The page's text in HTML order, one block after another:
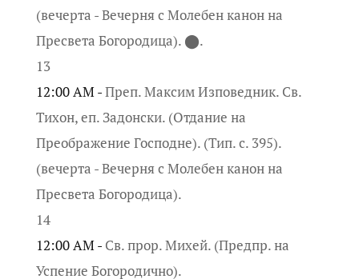
(вечерта - Вечерня с Молебен канон на
Пресвета Богородица). ⬤.
13
12:00 AM -Преп. Максим Изповедник. Св.
Тихон, еп. Задонски. (Отдание на
Преображение Господне). (Тип. с. 395).
(вечерта - Вечерня с Молебен канон на
Пресвета Богородица).
14
12:00 AM - Св. прор. Михей. (Предпр. на
Успение Богородично).